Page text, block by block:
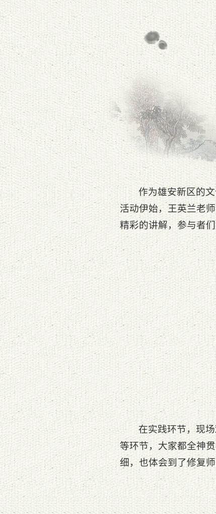
作为雄安新区的
活动伊始，王英兰老
精彩的讲解，参与者
在实践环节，现
等环节，大家都全神
细，也体会到了修复